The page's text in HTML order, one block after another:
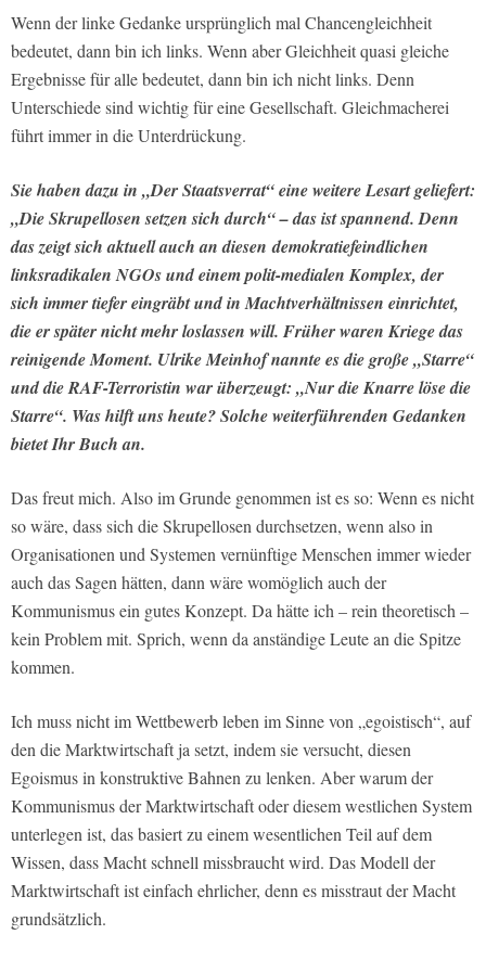
Wenn der linke Gedanke ursprünglich mal Chancengleichheit
bedeutet, dann bin ich links. Wenn aber Gleichheit quasi gleiche
Ergebnisse für alle bedeutet, dann bin ich nicht links. Denn
Unterschiede sind wichtig für eine Gesellschaft. Gleichmacherei
führt immer in die Unterdrückung.
Sie haben dazu in „Der Staatsverrat“ eine weitere Lesart geliefert:
„Die Skrupellosen setzen sich durch“ – das ist spannend. Denn
das zeigt sich aktuell auch an diesen demokratiefeindlichen
linksradikalen NGOs und einem polit-medialen Komplex, der
sich immer tiefer eingräbt und in Machtverhältnissen einrichtet,
die er später nicht mehr loslassen will. Früher waren Kriege das
reinigende Moment. Ulrike Meinhof nannte es die große „Starre“
und die RAF-Terroristin war überzeugt: „Nur die Knarre löse die
Starre“. Was hilft uns heute? Solche weiterführenden Gedanken
bietet Ihr Buch an.
Das freut mich. Also im Grunde genommen ist es so: Wenn es nicht
so wäre, dass sich die Skrupellosen durchsetzen, wenn also in
Organisationen und Systemen vernünftige Menschen immer wieder
auch das Sagen hätten, dann wäre womöglich auch der
Kommunismus ein gutes Konzept. Da hätte ich – rein theoretisch –
kein Problem mit. Sprich, wenn da anständige Leute an die Spitze
kommen.
Ich muss nicht im Wettbewerb leben im Sinne von „egoistisch“, auf
den die Marktwirtschaft ja setzt, indem sie versucht, diesen
Egoismus in konstruktive Bahnen zu lenken. Aber warum der
Kommunismus der Marktwirtschaft oder diesem westlichen System
unterlegen ist, das basiert zu einem wesentlichen Teil auf dem
Wissen, dass Macht schnell missbraucht wird. Das Modell der
Marktwirtschaft ist einfach ehrlicher, denn es misstraut der Macht
grundsätzlich.